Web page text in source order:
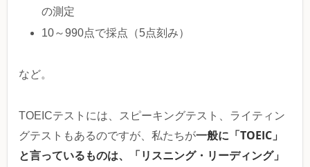
の測定
10～990点で採点（5点刻み）
など。
TOEICテストには、スピーキングテスト、ライティン
グテストもあるのですが、私たちが一般に「TOEIC」
と言っているものは、「リスニング・リーディング」